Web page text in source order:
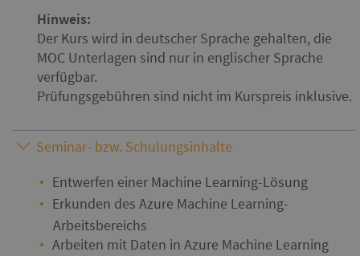
Hinweis:
Der Kurs wird in deutscher Sprache gehalten, die
MOC Unterlagen sind nur in englischer Sprache
verfügbar.
Prüfungsgebühren sind nicht im Kurspreis inklusive.
Seminar- bzw. Schulungsinhalte
Entwerfen einer Machine Learning-Lösung
Erkunden des Azure Machine Learning-
Arbeitsbereichs
Arbeiten mit Daten in Azure Machine Learning